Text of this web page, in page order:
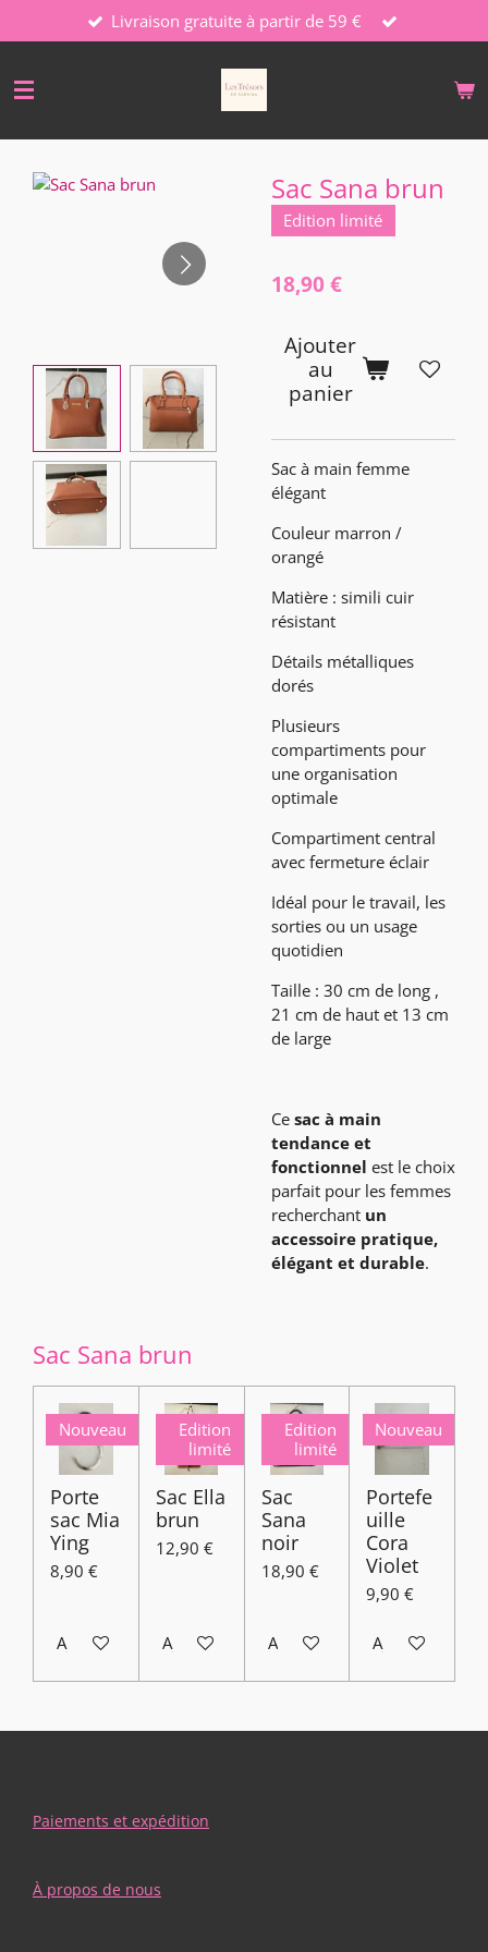
au
principal
Livraison gratuite à partir de 59 €
Sac Sana brun
Edition limité
18,90 €
Ajouter
au
panier
Sac à main femme
élégant
Couleur marron /
orangé
Matière : simili cuir
résistant
Détails métalliques
dorés
Plusieurs
compartiments pour
une organisation
optimale
Compartiment central
avec fermeture éclair
Idéal pour le travail, les
sorties ou un usage
quotidien
Taille : 30 cm de long ,
21 cm de haut et 13 cm
de large
Ce sac à main
tendance et
fonctionnel est le choix
parfait pour les femmes
recherchant un
accessoire pratique,
élégant et durable.
Sac Sana brun
Nouveau
Porte
sac Mia
Ying
8,90 €
Ajouter au panier
Edition
limité
Sac Ella
brun
12,90 €
Ajouter au panier
Edition
limité
Sac
Sana
noir
18,90 €
Ajouter au panier
Nouveau
Portefe
uille
Cora
Violet
9,90 €
Ajouter au
Paiements et expédition
À propos de nous